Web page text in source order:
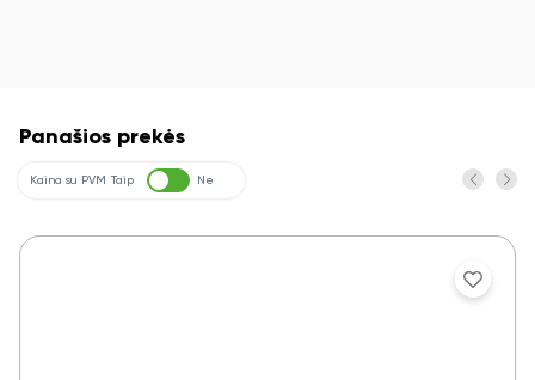
Panašios prekės
Kaina su PVM Taip Ne